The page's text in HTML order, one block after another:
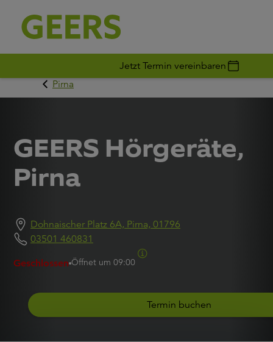
Jetzt Termin vereinbaren
Pirna
GEERS Hörgeräte,
Pirna
Dohnaischer Platz 6A, Pirna, 01796
03501 460831
Geschlossen Öffnet um 09:00
Termin buchen